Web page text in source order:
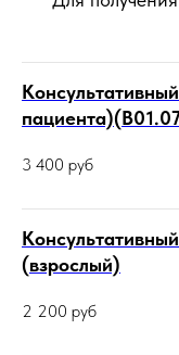
3 400 руб
(взрослый)
2 200 руб